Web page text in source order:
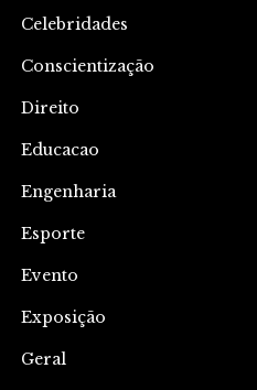
Celebridades
Conscientização
Direito
Educacao
Engenharia
Esporte
Evento
Exposição
Geral